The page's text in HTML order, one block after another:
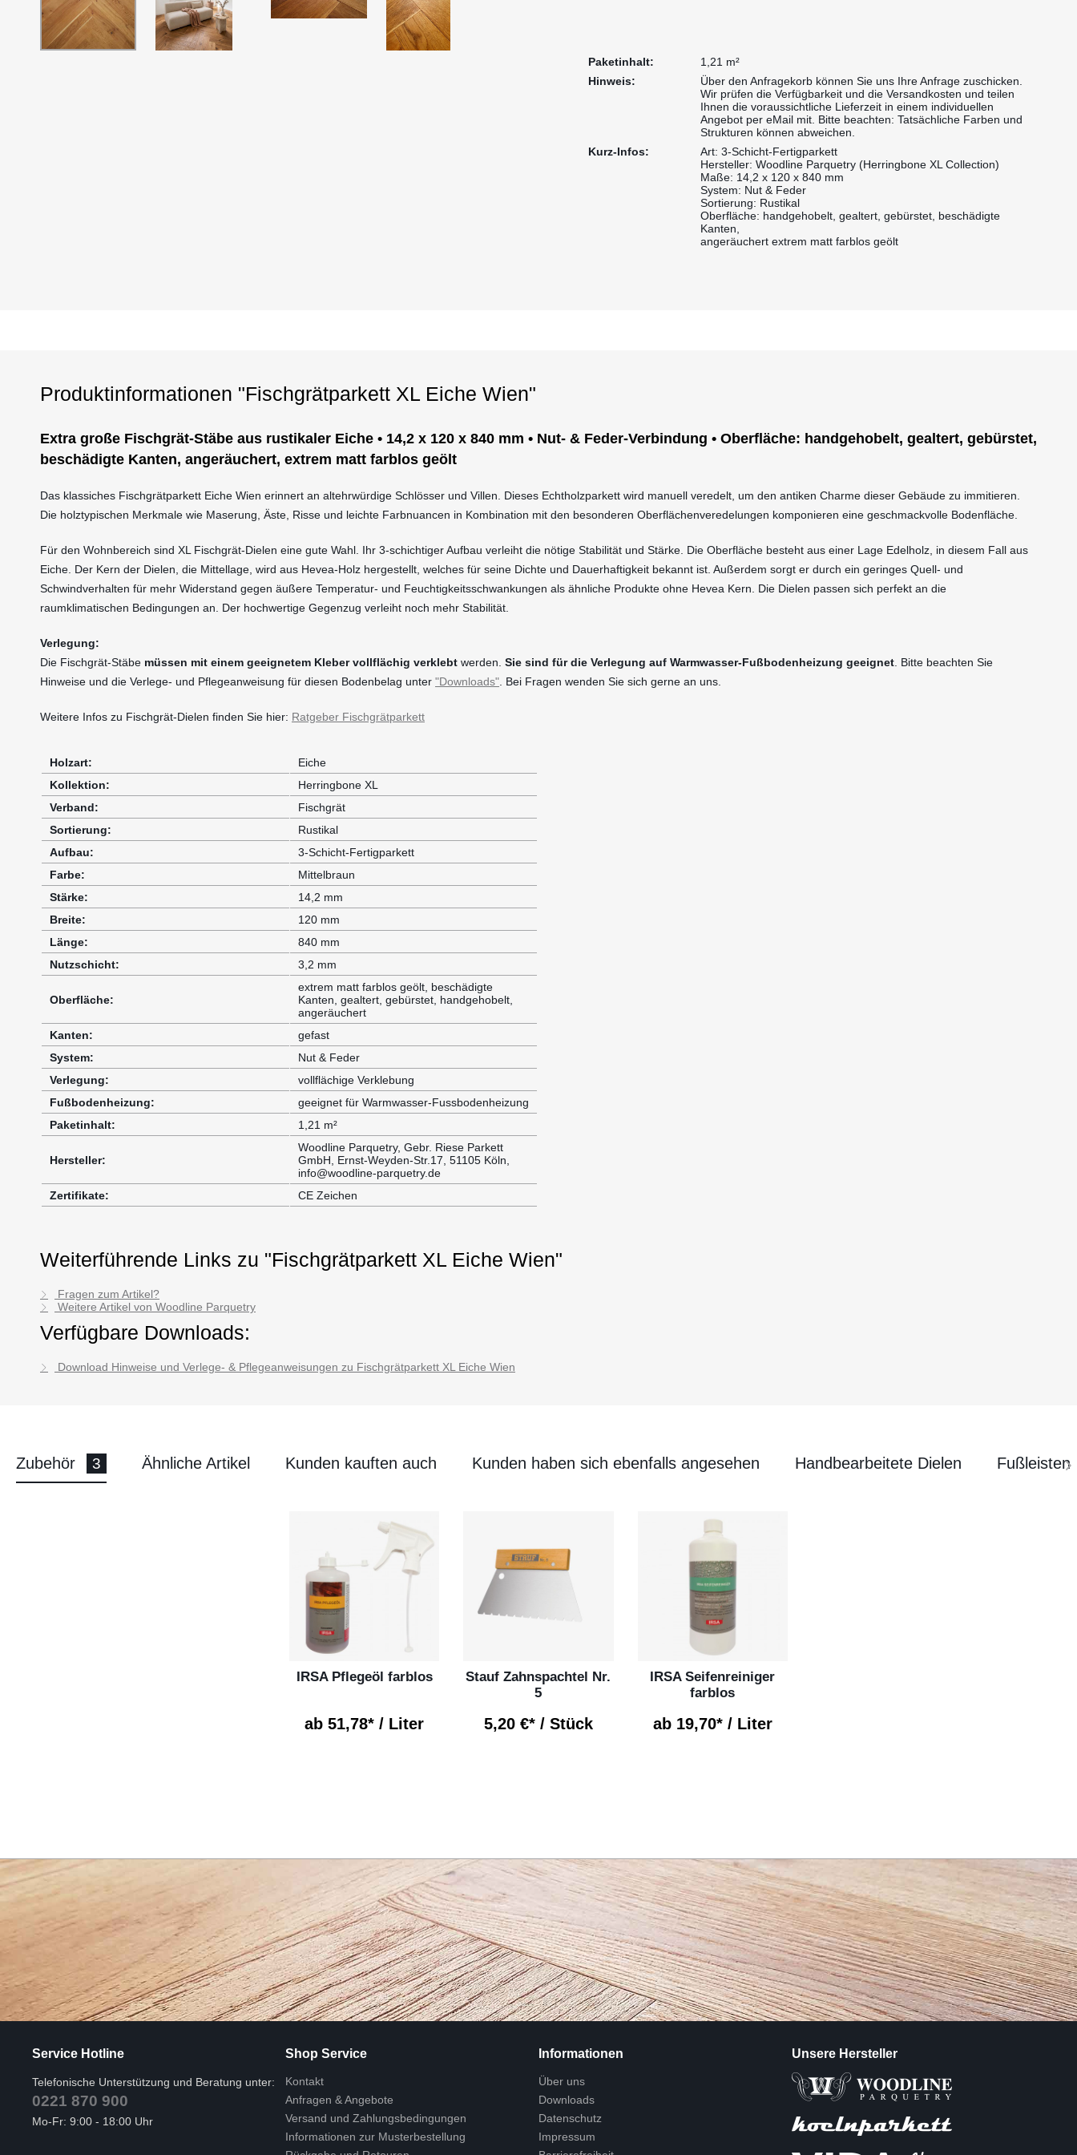
Paketinhalt:
1,21 m²
Hinweis:
Über den Anfragekorb können Sie uns Ihre Anfrage zuschicken.
Wir prüfen die Verfügbarkeit und die Versandkosten und teilen
Ihnen die voraussichtliche Lieferzeit in einem individuellen
Angebot per eMail mit. Bitte beachten: Tatsächliche Farben und
Strukturen können abweichen.
Kurz-Infos:
Art: 3-Schicht-Fertigparkett
Hersteller: Woodline Parquetry (Herringbone XL Collection)
Maße: 14,2 x 120 x 840 mm
System: Nut & Feder
Sortierung: Rustikal
Oberfläche: handgehobelt, gealtert, gebürstet, beschädigte
Kanten,
angeräuchert extrem matt farblos geölt
Produktinformationen "Fischgrätparkett XL Eiche Wien"
Extra große Fischgrät-Stäbe aus rustikaler Eiche • 14,2 x 120 x 840 mm • Nut- & Feder-Verbindung • Oberfläche: handgehobelt, gealtert, gebürstet,
beschädigte Kanten, angeräuchert, extrem matt farblos geölt
Das klassiches Fischgrätparkett Eiche Wien erinnert an altehrwürdige Schlösser und Villen. Dieses Echtholzparkett wird manuell veredelt, um den antiken Charme dieser Gebäude zu immitieren.
Die holztypischen Merkmale wie Maserung, Äste, Risse und leichte Farbnuancen in Kombination mit den besonderen Oberflächenveredelungen komponieren eine geschmackvolle Bodenfläche.
Für den Wohnbereich sind XL Fischgrät-Dielen eine gute Wahl. Ihr 3-schichtiger Aufbau verleiht die nötige Stabilität und Stärke. Die Oberfläche besteht aus einer Lage Edelholz, in diesem Fall aus
Eiche. Der Kern der Dielen, die Mittellage, wird aus Hevea-Holz hergestellt, welches für seine Dichte und Dauerhaftigkeit bekannt ist. Außerdem sorgt er durch ein geringes Quell- und
Schwindverhalten für mehr Widerstand gegen äußere Temperatur- und Feuchtigkeitsschwankungen als ähnliche Produkte ohne Hevea Kern. Die Dielen passen sich perfekt an die
raumklimatischen Bedingungen an. Der hochwertige Gegenzug verleiht noch mehr Stabilität.
Verlegung:
Die Fischgrät-Stäbe müssen mit einem geeignetem Kleber vollflächig verklebt werden. Sie sind für die Verlegung auf Warmwasser-Fußbodenheizung geeignet . Bitte beachten Sie
Hinweise und die Verlege- und Pflegeanweisung für diesen Bodenbelag unter "Downloads" . Bei Fragen wenden Sie sich gerne an uns.
Weitere Infos zu Fischgrät-Dielen finden Sie hier: Ratgeber Fischgrätparkett
Holzart:
Eiche
Kollektion:
Herringbone XL
Verband:
Fischgrät
Sortierung:
Rustikal
Aufbau:
3-Schicht-Fertigparkett
Farbe:
Mittelbraun
Stärke:
14,2 mm
Breite:
120 mm
Länge:
840 mm
Nutzschicht:
3,2 mm
Oberfläche:
extrem matt farblos geölt, beschädigte
Kanten, gealtert, gebürstet, handgehobelt,
angeräuchert
Kanten:
gefast
System:
Nut & Feder
Verlegung:
vollflächige Verklebung
Fußbodenheizung:
geeignet für Warmwasser-Fussbodenheizung
Paketinhalt:
1,21 m²
Hersteller:
Woodline Parquetry, Gebr. Riese Parkett
GmbH, Ernst-Weyden-Str.17, 51105 Köln,
info@woodline-parquetry.de
Zertifikate:
CE Zeichen
Weiterführende Links zu "Fischgrätparkett XL Eiche Wien"
Fragen zum Artikel?
Weitere Artikel von Woodline Parquetry
Verfügbare Downloads:
Download Hinweise und Verlege- & Pflegeanweisungen zu Fischgrätparkett XL Eiche Wien
Zubehör 3 Ähnliche Artikel Kunden kauften auch Kunden haben sich ebenfalls angesehen Handbearbeitete Dielen Fußleisten
IRSA Pflegeöl farblos
ab 51,78* / Liter
Stauf Zahnspachtel Nr.
5
5,20 €* / Stück
IRSA Seifenreiniger
farblos
ab 19,70* / Liter

Service Hotline
Telefonische Unterstützung und Beratung unter:
0221 870 900
Mo-Fr: 9:00 - 18:00 Uhr
Shop Service
Kontakt
Anfragen & Angebote
Versand und Zahlungsbedingungen
Informationen zur Musterbestellung
Informationen
Über uns
Downloads
Datenschutz
Impressum
Unsere Hersteller